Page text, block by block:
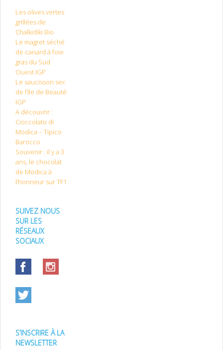
Les olives vertes
grillées de
Chalkidiki Bio
Le magret séché
de canard à foie
gras du Sud
Ouest IGP
Le saucisson sec
de l’Ile de Beauté
IGP
A découvrir :
Cioccolato di
Modica – Tipico
Barocco
Souvenir : il y a 3
ans, le chocolat
de Modica à
l’honneur sur TF1
SUIVEZ NOUS
SUR LES
RÉSEAUX
SOCIAUX
S’INSCRIRE À LA
NEWSLETTER